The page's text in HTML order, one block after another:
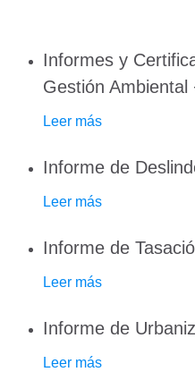
Informes y
Gestión Ambiental
Leer más
Informe de
Leer más
Informe de
Leer más
Informe de
Leer más